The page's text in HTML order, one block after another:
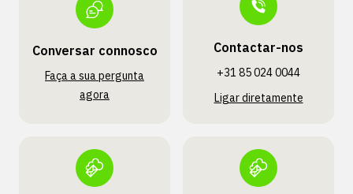
Conversar connosco
Faça a sua pergunta
agora
Contactar-nos
+31 85 024 0044
Ligar diretamente